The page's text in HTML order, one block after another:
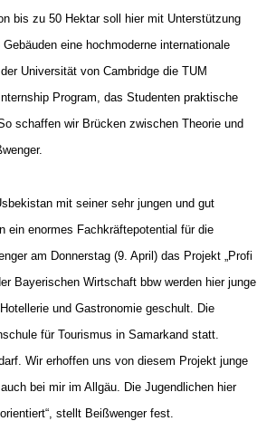
bis zu 50 Hektar soll hier mit Unterstützung
eine hochmoderne internationale
Universität von Cambridge die TUM
Program, das Studenten praktische
schaffen wir Brücken zwischen Theorie und
mit seiner sehr jungen und gut
ein enormes Fachkräftepotential für die
am Donnerstag (9. April) das Projekt „Profi
Bayerischen Wirtschaft bbw werden hier junge
und Gastronomie geschult. Die
für Tourismus in Samarkand statt.
Wir erhoffen uns von diesem Projekt junge
bei mir im Allgäu. Die Jugendlichen hier
stellt Beißwenger fest.